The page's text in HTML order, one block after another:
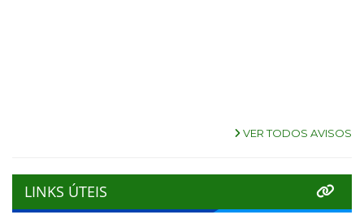
VER TODOS AVISOS
LINKS ÚTEIS